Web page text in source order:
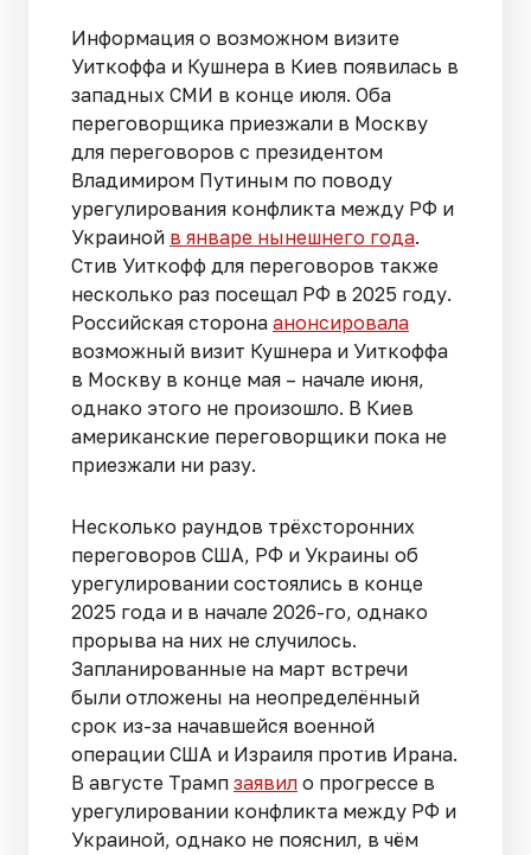
Информация о возможном визите
Уиткоффа и Кушнера в Киев появилась в
западных СМИ в конце июля. Оба
переговорщика приезжали в Москву
для переговоров с президентом
Владимиром Путиным по поводу
урегулирования конфликта между РФ и
Украиной в январе нынешнего года.
Стив Уиткофф для переговоров также
несколько раз посещал РФ в 2025 году.
Российская сторона анонсировала
возможный визит Кушнера и Уиткоффа
в Москву в конце мая – начале июня,
однако этого не произошло. В Киев
американские переговорщики пока не
приезжали ни разу.
Несколько раундов трёхсторонних
переговоров США, РФ и Украины об
урегулировании состоялись в конце
2025 года и в начале 2026-го, однако
прорыва на них не случилось.
Запланированные на март встречи
были отложены на неопределённый
срок из-за начавшейся военной
операции США и Израиля против Ирана.
В августе Трамп заявил о прогрессе в
урегулировании конфликта между РФ и
Украиной, однако не пояснил, в чём